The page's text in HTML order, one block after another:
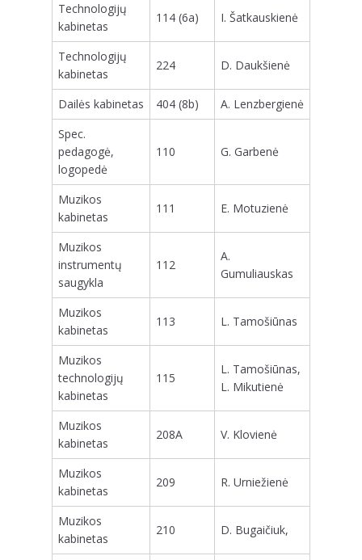
Technologijų
kabinetas
114 (6a) I. Šatkauskienė
Technologijų
kabinetas
224 D. Daukšienė
Dailės kabinetas 404 (8b)
A. Lenzbergienė
Spec.
pedagogė,
logopedė
110 G. Garbenė
Muzikos
kabinetas
111 E. Motuzienė
Muzikos
instrumentų
saugykla
112
A.
Gumuliauskas
Muzikos
kabinetas
113 L. Tamošiūnas
Muzikos
technologijų
kabinetas
115
L. Tamošiūnas,
L. Mikutienė
Muzikos
kabinetas
208A V. Klovienė
Muzikos
kabinetas
209 R. Urniežienė
Muzikos
kabinetas
210 D. Bugaičiuk,